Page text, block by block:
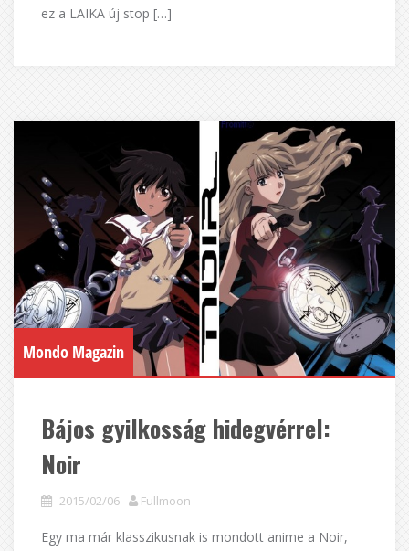
ez a LAIKA új stop […]
Mondo Magazin
Bájos gyilkosság hidegvérrel:
Noir
2015/02/06 Fullmoon
Egy ma már klasszikusnak is mondott anime a Noir,